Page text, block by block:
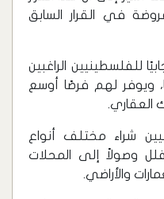
في القرار السابق
للفلسطينيين الراغبين
ويوفر لهم فرصًا أوسع
العقاري.
شراء مختلف أنواع
وصولاً إلى المحلات
والأراضي.